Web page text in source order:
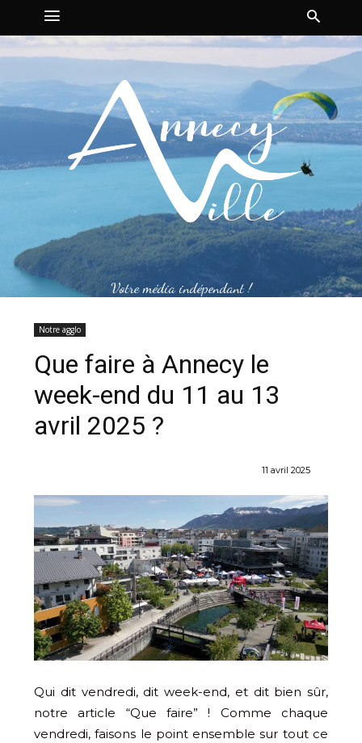
Votre média indépendant !
Notre agglo
Que faire à Annecy le
week-end du 11 au 13
avril 2025 ?
11 avril 2025
Qui dit vendredi, dit week-end, et dit bien sûr,
notre article “Que faire” ! Comme chaque
vendredi, faisons le point ensemble sur tout ce